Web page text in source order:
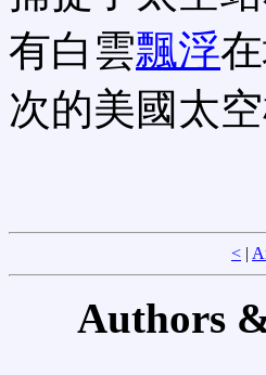
有白雲飄浮
次的美國太空
< |
Authors